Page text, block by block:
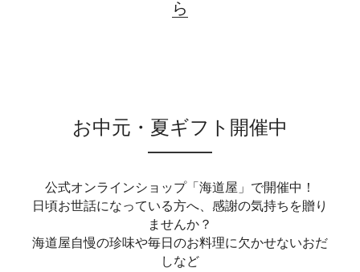
ら
お中元・夏ギフト開催中
公式オンラインショップ「海道屋」で開催中！
日頃お世話になっている方へ、感謝の気持ちを贈り
ませんか？
海道屋自慢の珍味や毎日のお料理に欠かせないおだ
しなど